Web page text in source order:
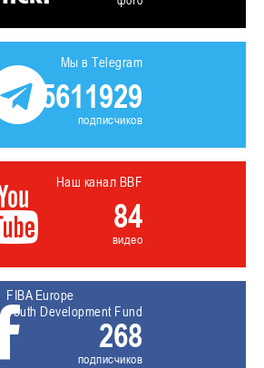
Мы в Telegram
5611929
подписчиков
Наш канал BBF
84
видео
FIBA Europe
Youth Development Fund
268
подписчиков